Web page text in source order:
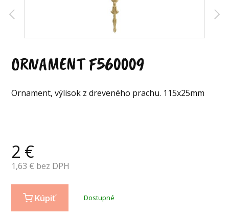
ORNAMENT F560009
Ornament, výlisok z dreveného prachu. 115x25mm
2 €
1,63 € bez DPH
Kúpiť Dostupné